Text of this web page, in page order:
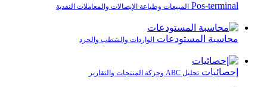
Pos-terminal المبيعات وطباعة الإيصالات والمعاملات النقدية
محاسبة المستودعات الواردات والشطب والجرد
إحصائيات تحليل ABC وحركة المنتجات والتقارير